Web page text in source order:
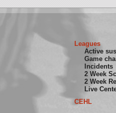
Leagues
Active
Game
Incidents
2 Week
2 Week
Live
CEHL